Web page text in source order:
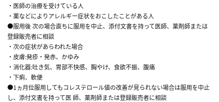
・医師の治療を受けている人
・薬などによりアレルギー症状をおこしたことがある人
●服用後 次の場合直ちに服用を中止、添付文書を持って医師、薬剤師または
登録販売者に相談
・次の症状があらわれた場合
・皮膚:発疹・発赤、かゆみ
・消化器:吐き気、胃部不快感、胸やけ、食欲不振、腹痛
・下痢、軟便
●1ヵ月位服用してもコレステロール値の改善が見られない場合は服用を中止
し、添付文書を持って医 師、薬剤師または登録販売者に相談